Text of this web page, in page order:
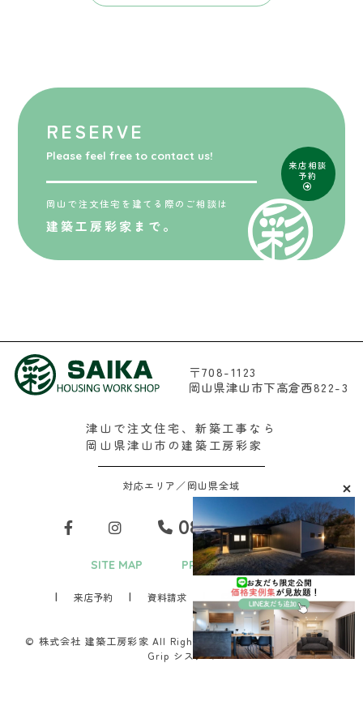
RESERVE
Please feel free to contact us!
岡山で注文住宅を建てる際のご相談は
建築工房彩家まで。
来店相談
予約
〒708-1123
岡山県津山市下高倉西822-3
津山で注文住宅、新築工事なら
岡山県津山市の建築工房彩家
対応エリア／岡山県全域
0868-29-2688
SITE MAP PRIVACY POLICY
来店予約 資料請求 お問い合わせ
© 株式会社 建築工房彩家 All Rights Reserved.Produced byD-
Grip システム